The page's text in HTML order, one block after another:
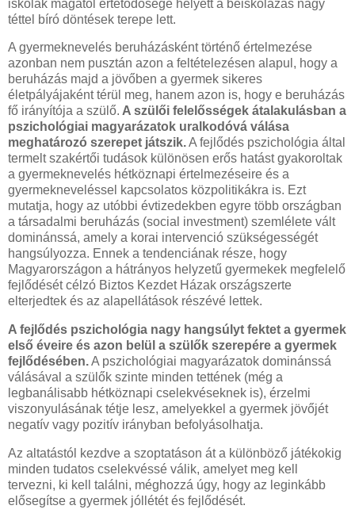
iskolák magától értetődősége helyett a beiskolázás nagy
téttel bíró döntések terepe lett.
A gyermeknevelés beruházásként történő értelmezése
azonban nem pusztán azon a feltételezésen alapul, hogy a
beruházás majd a jövőben a gyermek sikeres
életpályájaként térül meg, hanem azon is, hogy e beruházás
fő irányítója a szülő. A szülői felelősségek átalakulásban a
pszichológiai magyarázatok uralkodóvá válása
meghatározó szerepet játszik.A fejlődés pszichológia által
termelt szakértői tudások különösen erős hatást gyakoroltak
a gyermeknevelés hétköznapi értelmezéseire és a
gyermekneveléssel kapcsolatos közpolitikákra is. Ezt
mutatja, hogy az utóbbi évtizedekben egyre több országban
a társadalmi beruházás (social investment) szemlélete vált
dominánssá, amely a korai intervenció szükségességét
hangsúlyozza. Ennek a tendenciának része, hogy
Magyarországon a hátrányos helyzetű gyermekek megfelelő
fejlődését célzó Biztos Kezdet Házak országszerte
elterjedtek és az alapellátások részévé lettek.
A fejlődés pszichológia nagy hangsúlyt fektet a gyermek
első éveire és azon belül a szülők szerepére a gyermek
fejlődésében.A pszichológiai magyarázatok dominánssá
válásával a szülők szinte minden tettének (még a
legbanálisabb hétköznapi cselekvéseknek is), érzelmi
viszonyulásának tétje lesz, amelyekkel a gyermek jövőjét
negatív vagy pozitív irányban befolyásolhatja.
Az altatástól kezdve a szoptatáson át a különböző játékokig
minden tudatos cselekvéssé válik, amelyet meg kell
tervezni, ki kell találni, méghozzá úgy, hogy az leginkább
elősegítse a gyermek jóllétét és fejlődését.